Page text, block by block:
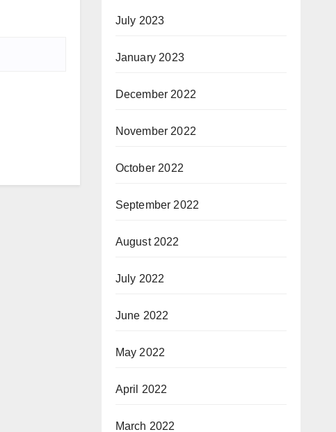
July 2023
January 2023
December 2022
November 2022
October 2022
September 2022
August 2022
July 2022
June 2022
May 2022
April 2022
March 2022